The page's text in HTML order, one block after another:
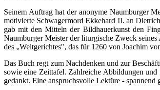
Seinem Auftrag hat der anonyme Naumburger
motivierte Schwagermord Ekkehard II. an
gab mit den Mitteln der Bildhauerkunst den
Naumburger Meister der liturgische Zweck
des „Weltgerichtes", das für 1260 von Joachim
Das Buch regt zum Nachdenken und zur
sowie eine Zeittafel. Zahlreiche Abbildungen und
gedankt. Eine anspruchsvolle Lektüre - spannend